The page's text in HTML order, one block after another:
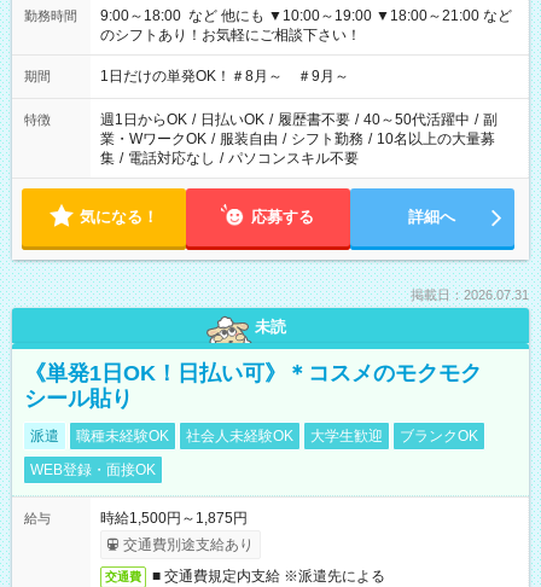
勤務時間
9:00～18:00 など 他にも ▼10:00～19:00 ▼18:00～21:00 など
のシフトあり！お気軽にご相談下さい！
期間 1日だけの単発OK！＃8月～ ＃9月～
特徴 週1日からOK / 日払いOK / 履歴書不要 / 40～50代活躍中 / 副
業・WワークOK / 服装自由 / シフト勤務 / 10名以上の大量募
集 / 電話対応なし / パソコンスキル不要
気になる！ 応募する 詳細へ
掲載日：2026.07.31
未読
《単発1日OK！日払い可》＊コスメのモクモク
シール貼り
派遣 職種未経験OK 社会人未経験OK 大学生歓迎
ブランクOK
WEB登録・面接OK
給与
時給1,500円～1,875円
交通費別途支給あり
交通費 ■ 交通費規定内支給 ※派遣先による